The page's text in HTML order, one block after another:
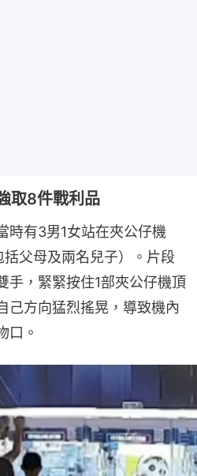
取8件戰利品
時有3男1女站在夾公仔機
父母及兩名兒子）。片段
手，緊緊按住1部夾公仔機頂
己方向猛烈搖晃，導致機內
口。